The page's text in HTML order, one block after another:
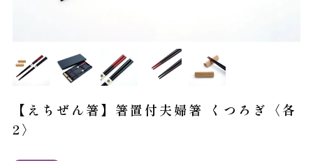
【えちぜん箸】箸置付夫婦箸 くつろぎ〈各
2〉